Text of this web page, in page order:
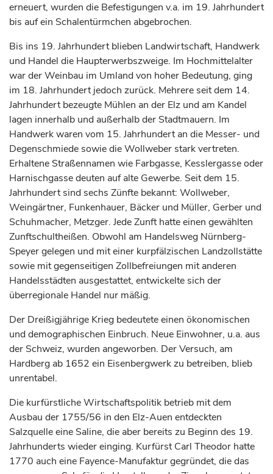
erneuert, wurden die Befestigungen v.a. im 19. Jahrhundert
bis auf ein Schalentürmchen abgebrochen.
Bis ins 19. Jahrhundertblieben Landwirtschaft, Handwerk
und Handel die Haupterwerbszweige. Im Hochmittelalter
war der Weinbau im Umland von hoher Bedeutung, ging
im 18. Jahrhundertjedoch zurück. Mehrere seit dem 14.
Jahrhundertbezeugte Mühlen an der Elz und am Kandel
lagen innerhalb und außerhalb der Stadtmauern. Im
Handwerk waren vom 15. Jahrhundertan die Messer- und
Degenschmiede sowie die Wollweber stark vertreten.
Erhaltene Straßennamen wie Farbgasse, Kesslergasse oder
Harnischgasse deuten auf alte Gewerbe. Seit dem 15.
Jahrhundertsind sechs Zünfte bekannt: Wollweber,
Weingärtner, Funkenhauer, Bäcker und Müller, Gerber und
Schuhmacher, Metzger. Jede Zunft hatte einen gewählten
Zunftschultheißen. Obwohl am Handelsweg Nürnberg-
Speyer gelegen und mit einer kurpfälzischen Landzollstätte
sowie mit gegenseitigen Zollbefreiungen mit anderen
Handelsstädten ausgestattet, entwickelte sich der
überregionale Handel nur mäßig.
Der Dreißigjährige Krieg bedeutete einen ökonomischen
und demographischen Einbruch. Neue Einwohner, u.a. aus
der Schweiz, wurden angeworben. Der Versuch, am
Hardberg ab 1652 ein Eisenbergwerk zu betreiben, blieb
unrentabel.
Die kurfürstlicheWirtschaftspolitik betrieb mit dem
Ausbau der 1755/56 in den Elz-Auen entdeckten
Salzquelle eine Saline, die aber bereits zu Beginn des 19.
Jahrhunderts wieder einging. KurfürstCarl Theodor hatte
1770 auch eine Fayence-Manufaktur gegründet, die das